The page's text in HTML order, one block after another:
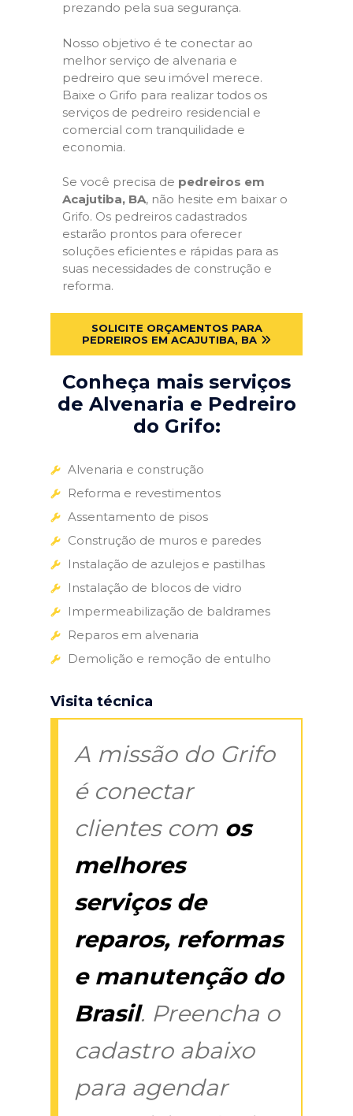
prezando pela sua segurança.
Nosso objetivo é te conectar ao
melhor serviço de alvenaria e
pedreiro que seu imóvel merece.
Baixe o Grifo para realizar todos os
serviços de pedreiro residencial e
comercial com tranquilidade e
economia.
Se você precisa de pedreiros em
Acajutiba, BA, não hesite em baixar o
Grifo. Os pedreiros cadastrados
estarão prontos para oferecer
soluções eficientes e rápidas para as
suas necessidades de construção e
reforma.
SOLICITE ORÇAMENTOS PARA
PEDREIROS EM ACAJUTIBA, BA
Conheça mais serviços
de Alvenaria e Pedreiro
do Grifo:
Alvenaria e construção
Reforma e revestimentos
Assentamento de pisos
Construção de muros e paredes
Instalação de azulejos e pastilhas
Instalação de blocos de vidro
Impermeabilização de baldrames
Reparos em alvenaria
Demolição e remoção de entulho
Visita técnica
A missão do Grifo
é conectar
clientes com os
melhores
serviços de
reparos, reformas
e manutenção do
Brasil. Preencha o
cadastro abaixo
para agendar